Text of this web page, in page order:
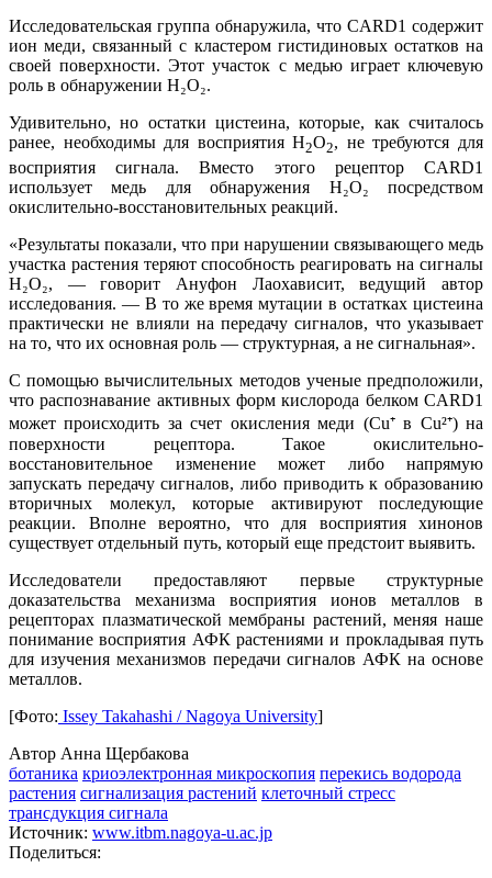
Исследовательская группа обнаружила, что CARD1 содержит
ион меди, связанный с кластером гистидиновых остатков на
своей поверхности. Этот участок с медью играет ключевую
роль в обнаружении H₂O₂.
Удивительно, но остатки цистеина, которые, как считалось
ранее, необходимы для восприятия H2O2, не требуются для
восприятия сигнала. Вместо этого рецептор CARD1
использует медь для обнаружения H₂O₂ посредством
окислительно-восстановительных реакций.
«Результаты показали, что при нарушении связывающего медь
участка растения теряют способность реагировать на сигналы
H₂O₂, — говорит Ануфон Лаохависит, ведущий автор
исследования. — В то же время мутации в остатках цистеина
практически не влияли на передачу сигналов, что указывает
на то, что их основная роль — структурная, а не сигнальная».
С помощью вычислительных методов ученые предположили,
что распознавание активных форм кислорода белком CARD1
может происходить за счет окисления меди (Cu⁺ в Cu²⁺) на
поверхности рецептора. Такое окислительно-
восстановительное изменение может либо напрямую
запускать передачу сигналов, либо приводить к образованию
вторичных молекул, которые активируют последующие
реакции. Вполне вероятно, что для восприятия хинонов
существует отдельный путь, который еще предстоит выявить.
Исследователи предоставляют первые структурные
доказательства механизма восприятия ионов металлов в
рецепторах плазматической мембраны растений, меняя наше
понимание восприятия АФК растениями и прокладывая путь
для изучения механизмов передачи сигналов АФК на основе
металлов.
[Фото: Issey Takahashi / Nagoya University]
Автор Анна Щербакова
ботаника криоэлектронная микроскопия перекись водорода
растения сигнализация растений клеточный стресс
трансдукция сигнала
Источник: www.itbm.nagoya-u.ac.jp
Поделиться: